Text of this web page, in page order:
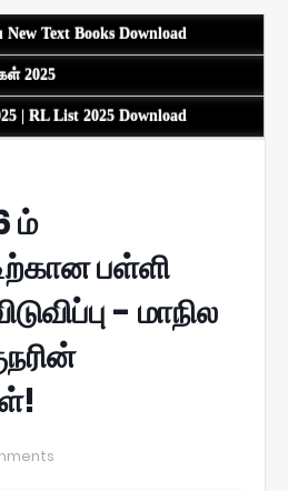
Text Books Download
2025
| RL List 2025 Download
ம்
பள்ளி
- மாநில